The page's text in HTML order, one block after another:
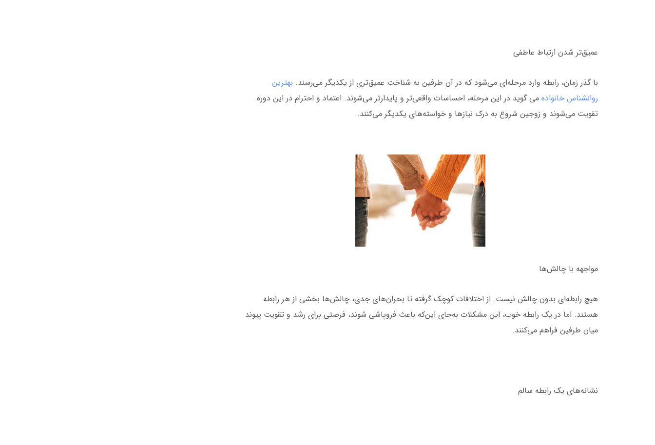
عمیق‌تر شدن ارتباط عاطفی
با گذر زمان، رابطه وارد مرحله‌ای می‌شود که در آن طرفین به شناخت عمیق‌تری از یکدیگر می‌رسند. بهترین
روانشناس خانواده می گوید در این مرحله، احساسات واقعی‌تر و پایدارتر می‌شوند. اعتماد و احترام در این دوره
تقویت می‌شوند و زوجین شروع به درک نیازها و خواسته‌های یکدیگر می‌کنند.
مواجهه با چالش‌ها
هیچ رابطه‌ای بدون چالش نیست. از اختلافات کوچک گرفته تا بحران‌های جدی، چالش‌ها بخشی از هر رابطه
هستند. اما در یک رابطه خوب، این مشکلات به‌جای این‌که باعث فروپاشی شوند، فرصتی برای رشد و تقویت پیوند
میان طرفین فراهم می‌کنند.
نشانه‌های یک رابطه سالم